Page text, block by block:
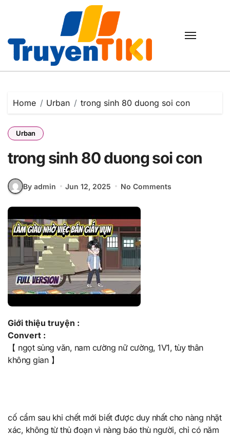
Home Urban trong sinh 80 duong soi con
Urban
trong sinh 80 duong soi con
By admin Jun 12, 2025 No Comments
Giới thiệu truyện :
Convert :
【 ngọt sủng văn, nam cường nữ cường, 1V1, tùy thân
không gian 】
cố cẩm sau khi chết mới biết được duy nhất cho nàng nhặt
xác, không từ thủ đoạn vì nàng báo thù người, chỉ có năm